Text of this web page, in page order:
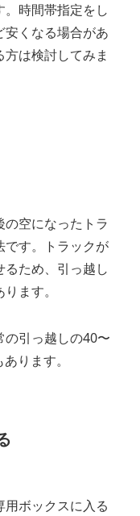
。時間帯指定をし
安くなる場合があ
は検討してみま
空になったトラ
です。トラックが
ため、引っ越し
ます。
の引っ越しの40〜
ります。
ボックスに入る